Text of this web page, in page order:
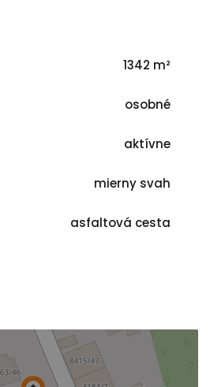
1342 m²
osobné
aktívne
mierny svah
asfaltová cesta